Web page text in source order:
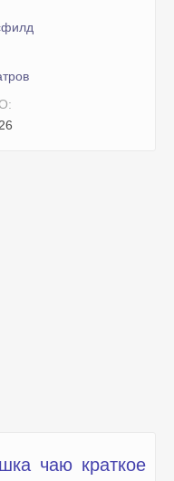
чаю краткое